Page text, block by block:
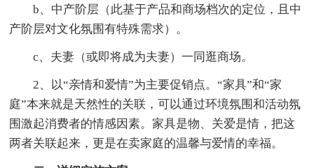
b、中产阶层（此基于产品和商场档次的定位，且中
产阶层对文化氛围有特殊需求）。
c、夫妻（或即将成为夫妻）一同逛商场。
2、以“亲情和爱情”为主要促销点。“家具”和“家
庭”本来就是天然性的关联，可以通过环境氛围和活动氛
围激起消费者的情感因素。家具是物、关爱是情，把这
两者关联起来，更是在卖家庭的温馨与爱情的幸福。